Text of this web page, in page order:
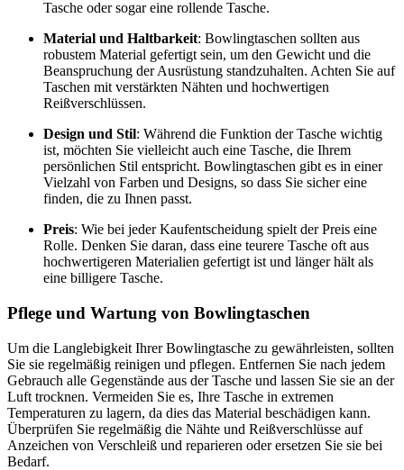
Tasche oder sogar eine rollende Tasche.
Material und Haltbarkeit: Bowlingtaschen sollten aus
robustem Material gefertigt sein, um den Gewicht und die
Beanspruchung der Ausrüstung standzuhalten. Achten Sie auf
Taschen mit verstärkten Nähten und hochwertigen
Reißverschlüssen.
Design und Stil: Während die Funktion der Tasche wichtig
ist, möchten Sie vielleicht auch eine Tasche, die Ihrem
persönlichen Stil entspricht. Bowlingtaschen gibt es in einer
Vielzahl von Farben und Designs, so dass Sie sicher eine
finden, die zu Ihnen passt.
Preis: Wie bei jeder Kaufentscheidung spielt der Preis eine
Rolle. Denken Sie daran, dass eine teurere Tasche oft aus
hochwertigeren Materialien gefertigt ist und länger hält als
eine billigere Tasche.
Pflege und Wartung von Bowlingtaschen
Um die Langlebigkeit Ihrer Bowlingtasche zu gewährleisten, sollten
Sie sie regelmäßig reinigen und pflegen. Entfernen Sie nach jedem
Gebrauch alle Gegenstände aus der Tasche und lassen Sie sie an der
Luft trocknen. Vermeiden Sie es, Ihre Tasche in extremen
Temperaturen zu lagern, da dies das Material beschädigen kann.
Überprüfen Sie regelmäßig die Nähte und Reißverschlüsse auf
Anzeichen von Verschleiß und reparieren oder ersetzen Sie sie bei
Bedarf.